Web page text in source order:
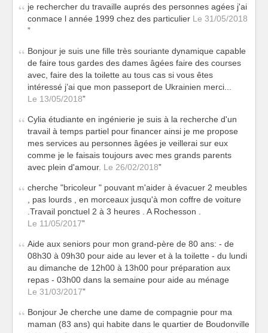
je rechercher du travaille auprés des personnes agées j'ai
conmace l année 1999 chez des particulier Le 31/05/2018
Bonjour je suis une fille très souriante dynamique capable
de faire tous gardes des dames âgées faire des courses
avec, faire des la toilette au tous cas si vous êtes
intéressé j’ai que mon passeport de Ukrainien merci...
Le 13/05/2018
Cylia étudiante en ingénierie je suis à la recherche d'un
travail à temps partiel pour financer ainsi je me propose
mes services au personnes âgées je veillerai sur eux
comme je le faisais toujours avec mes grands parents
avec plein d'amour. Le 26/02/2018
cherche "bricoleur " pouvant m'aider à évacuer 2 meubles
, pas lourds , en morceaux jusqu'à mon coffre de voiture
.Travail ponctuel 2 à 3 heures . A Rochesson .
Le 11/05/2017
Aide aux seniors pour mon grand-père de 80 ans: - de
08h30 à 09h30 pour aide au lever et à la toilette - du lundi
au dimanche de 12h00 à 13h00 pour préparation aux
repas - 03h00 dans la semaine pour aide au ménage
Le 31/03/2017
Bonjour Je cherche une dame de compagnie pour ma
maman (83 ans) qui habite dans le quartier de Boudonville